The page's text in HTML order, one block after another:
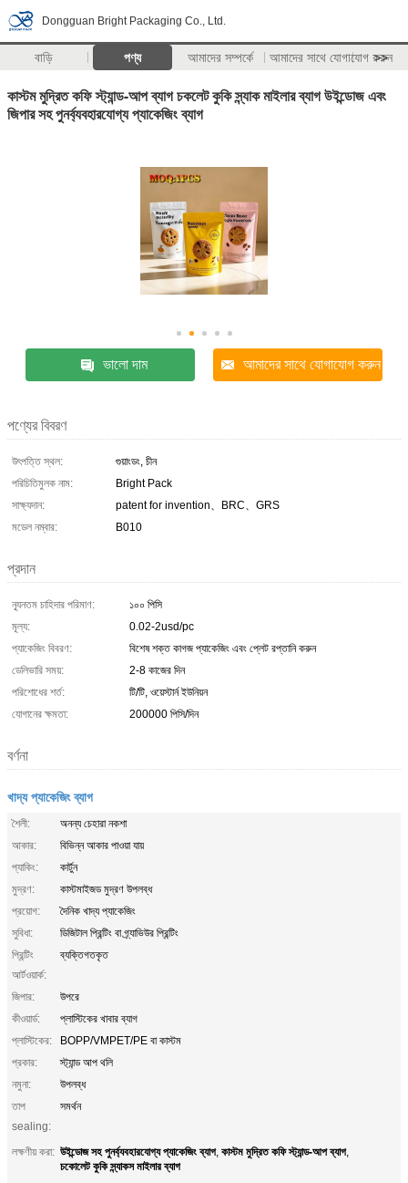
Dongguan Bright Packaging Co., Ltd.
বাড়ি পণ্য আমাদের সম্পর্কে আমাদের সাথে যোগাযোগ করুন
>>
কাস্টম মুদ্রিত কফি স্ট্যান্ড-আপ ব্যাগ চকলেট কুকি স্ন্যাক মাইলার ব্যাগ উইন্ডোজ এবং
জিপার সহ পুনর্ব্যবহারযোগ্য প্যাকেজিং ব্যাগ
ভালো দাম আমাদের সাথে যোগাযোগ করুন
পণ্যের বিবরণ
উৎপত্তি স্থল:
গুয়াংডং, চীন
পরিচিতিমুলক নাম:
Bright Pack
সাক্ষ্যদান:
patent for invention、BRC、GRS
মডেল নম্বার:
B010
প্রদান
ন্যূনতম চাহিদার পরিমাণ:
১০০ পিসি
মূল্য:
0.02-2usd/pc
প্যাকেজিং বিবরণ:
বিশেষ শক্ত কাগজ প্যাকেজিং এবং প্লেট রপ্তানি করুন
ডেলিভারি সময়:
2-8 কাজের দিন
পরিশোধের শর্ত:
টি/টি, ওয়েস্টার্ন ইউনিয়ন
যোগানের ক্ষমতা:
200000 পিসি/দিন
বর্ণনা
খাদ্য প্যাকেজিং ব্যাগ
শৈলী:
অনন্য চেহারা নকশা
আকার:
বিভিন্ন আকার পাওয়া যায়
প্যাকিং:
কার্টুন
মুদ্রণ:
কাস্টমাইজড মুদ্রণ উপলব্ধ
প্রয়োগ:
দৈনিক খাদ্য প্যাকেজিং
সুবিধা:
ডিজিটাল প্রিন্টিং বা গ্র্যাভিউর প্রিন্টিং
প্রিন্টিং
আর্টওয়ার্ক:
ব্যক্তিগতকৃত
জিপার:
উপরে
কীওয়ার্ড:
প্লাস্টিকের খাবার ব্যাগ
প্লাস্টিকের:
BOPP/VMPET/PE বা কাস্টম
প্রকার:
স্ট্যান্ড আপ থলি
নমুনা:
উপলব্ধ
তাপ
sealing:
সমর্থন
লক্ষণীয় করা: উইন্ডোজ সহ পুনর্ব্যবহারযোগ্য প্যাকেজিং ব্যাগ, কাস্টম মুদ্রিত কফি স্ট্যান্ড-আপ ব্যাগ,
চকোলেট কুকি স্ন্যাকস মাইলার ব্যাগ